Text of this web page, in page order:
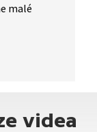
malé
videa